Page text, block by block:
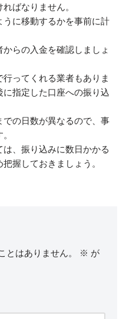
ばなりません。
に移動するかを事前に計
らの入金を確認しましょ
ってくれる業者もありま
指定した口座への振り込
の日数が異なるので、事
、振り込みに数日かかる
握しておきましょう。
とはありません。 ※ が